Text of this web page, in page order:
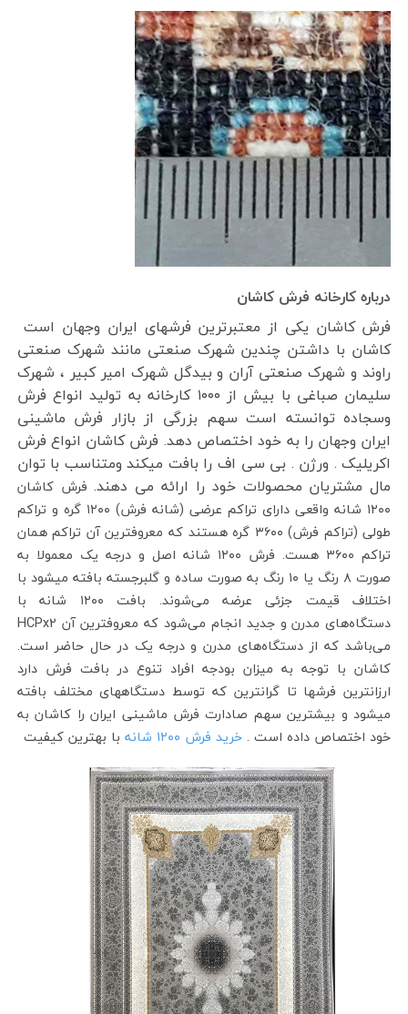
درباره کارخانه فرش کاشان
فرش کاشان یکی از معتبرترین فرشهای ایران وجهان است
کاشان با داشتن چندین شهرک صنعتی مانند شهرک صنعتی
راوند و شهرک صنعتی آران و بیدگل شهرک امیر کبیر ، شهرک
سلیمان صباغی با بیش از ۱۰۰۰ کارخانه به تولید انواع فرش
وسجاده توانسته است سهم بزرگی از بازار فرش ماشینی
ایران وجهان را به خود اختصاص دهد. فرش کاشان انواع فرش
اکریلیک . ورژن . بی سی اف را بافت میکند ومتناسب با توان
مال مشتریان محصولات خود را ارائه می دهند. فرش کاشان
۱۲۰۰ شانه واقعی دارای تراکم عرضی (شانه فرش) ۱۲۰۰ گره و تراکم
طولی (تراکم فرش) ۳۶۰۰ گره هستند که معروفترین آن تراکم همان
تراکم ۳۶۰۰ هست. فرش ۱۲۰۰ شانه اصل و درجه یک معمولا به
صورت ۸ رنگ یا ۱۰ رنگ به صورت ساده و گلبرجسته بافته میشود با
اختلاف قیمت جزئی عرضه می‌شوند. بافت ۱۲۰۰ شانه با
دستگاه‌های مدرن و جدید انجام می‌شود که معروفترین آن HCPx2
می‌باشد که از دستگاه‌های مدرن و درجه یک در حال حاضر است.
کاشان با توجه به میزان بودجه افراد تنوع در بافت فرش دارد
ارزانترین فرشها تا گرانترین که توسط دستگاههای مختلف بافته
میشود و بیشترین سهم صادارت فرش ماشینی ایران را کاشان به
خود اختصاص داده است . خرید فرش ۱۲۰۰ شانه با بهترین کیفیت